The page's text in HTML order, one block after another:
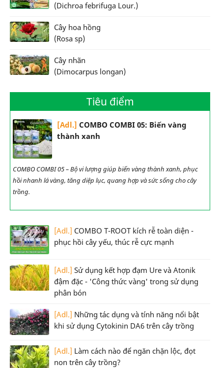
(Dichroa febrifuga Lour.)
Cây hoa hồng
(Rosa sp)
Cây nhãn
(Dimocarpus longan)
Tiêu điểm
[Adl.] COMBO COMBI 05: Biến vàng
thành xanh
COMBO COMBI 05 – Bộ vi lượng giúp biến vàng thành xanh, phục
hồi nhanh lá vàng, tăng diệp lục, quang hợp và sức sống cho cây
trồng.
[Adl.] COMBO T-ROOT kích rễ toàn diện -
phục hồi cây yếu, thúc rễ cực mạnh
[Adl.] Sử dụng kết hợp đạm Ure và Atonik
đậm đặc - 'Công thức vàng' trong sử dụng
phân bón
[Adl.] Những tác dụng và tính năng nổi bật
khi sử dụng Cytokinin DA6 trên cây trồng
[Adl.] Làm cách nào để ngăn chặn lộc, đọt
non trên cây trồng?